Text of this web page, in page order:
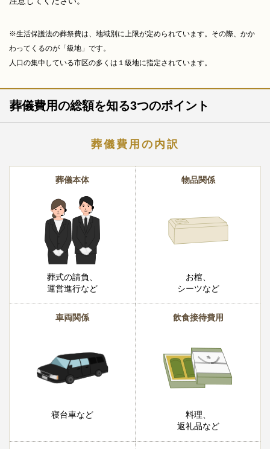
※生活保護法の葬祭費は、地域別に上限が定められています。その際、かか
わってくるのが「級地」です。
人口の集中している市区の多くは１級地に指定されています。
葬儀費用の総額を知る3つのポイント
葬儀費用の内訳
葬儀本体
葬式の請負、
運営進行など
物品関係
お棺、
シーツなど
車両関係
寝台車など
飲食接待費用
料理、
返礼品など